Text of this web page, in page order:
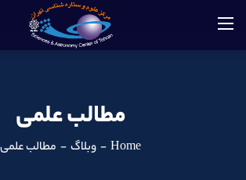
مطالب علمی
Home
- وبلاگ - مطالب علمی